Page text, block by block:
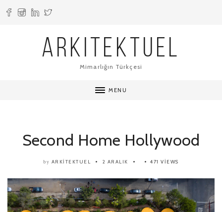
ARKITEKTUEL
Mimarlığın Türkçesi
MENU
Second Home Hollywood
by ARKITEKTUEL 2 ARALIK 471 VIEWS